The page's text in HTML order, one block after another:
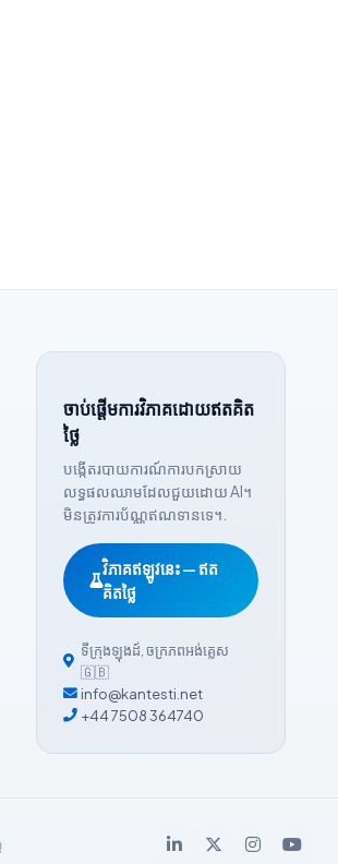
ចាប់ផ្តើមការវិភាគដោយឥតគិត
ថ្លៃ
បង្កើតរបាយការណ៍ការបកស្រាយ
លទ្ធផលឈាមដែលជួយដោយ AI។
មិនត្រូវការប័ណ្ណឥណទានទេ។.
វិភាគឥឡូវនេះ — ឥត
គិតថ្លៃ
ទីក្រុងឡុងដ៍ ចក្រភពអង់គ្លេស
🇬🇧
info@kantesti.net
+44 7508 364740